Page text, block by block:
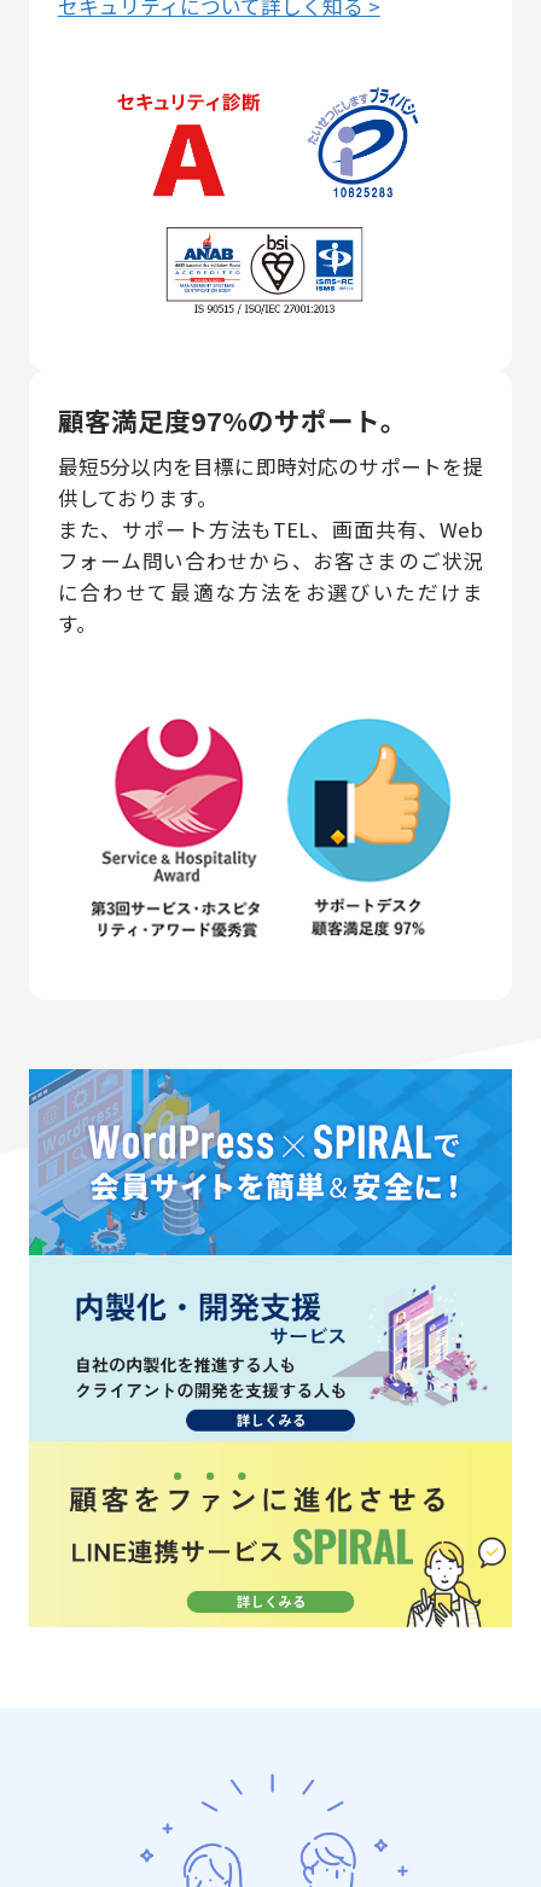
セキュリティについて詳しく知る >
顧客満足度97%のサポート。
最短5分以内を目標に即時対応のサポートを提
供しております。
また、サポート方法もTEL、画面共有、Web
フォーム問い合わせから、お客さまのご状況
に合わせて最適な方法をお選びいただけま
す。